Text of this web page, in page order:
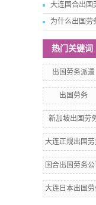
大连国合出国
为什么出国劳
热门关键词
出国劳务派遣
出国劳务
新加坡出国劳
大连正规出国
国合出国劳务公
大连日本出国